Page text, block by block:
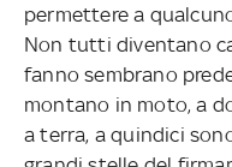
permettere a
Non tutti diventano
fanno sembrano
montano in moto, a
a terra, a quindici